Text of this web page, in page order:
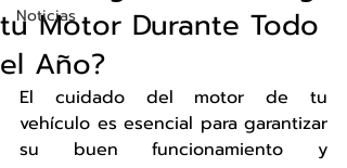
Noticias
tu Motor Durante Todo
el Año?
El cuidado del motor de tu
vehículo es esencial para garantizar
su buen funcionamiento y